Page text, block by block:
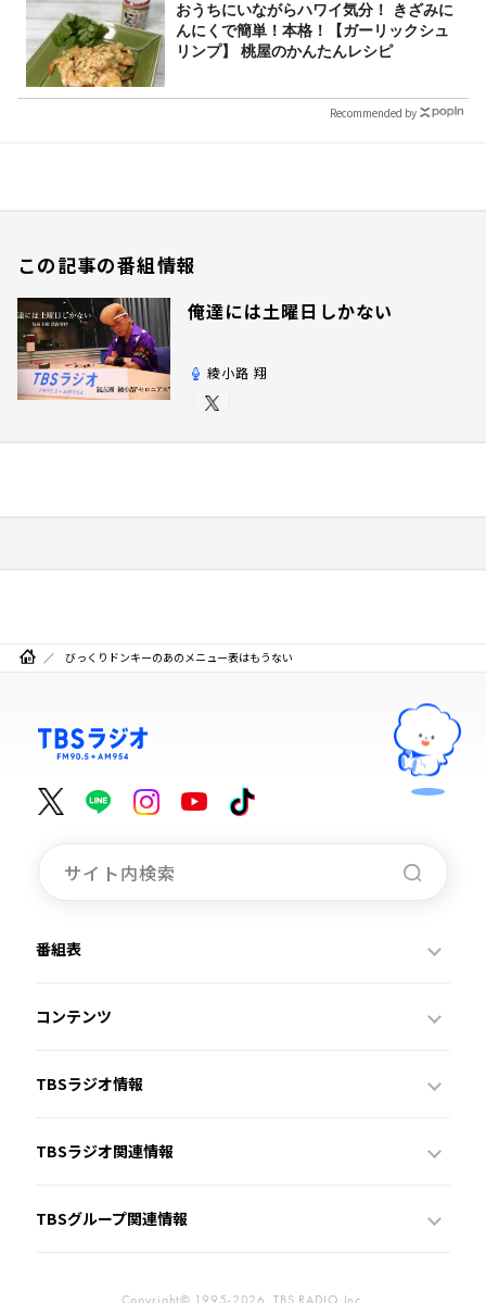
おうちにいながらハワイ気分！ きざみに
んにくで簡単！本格！【ガーリックシュ
リンプ】 桃屋のかんたんレシピ
Recommended by
この記事の番組情報
俺達には土曜日しかない
綾小路 翔
びっくりドンキーのあのメニュー表はもうない
番組表
コンテンツ
TBSラジオ情報
TBSラジオ関連情報
TBSグループ関連情報